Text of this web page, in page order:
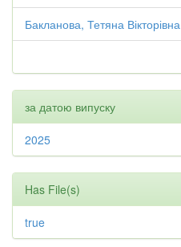
Бакланова, Тетяна Вікторівна
за датою випуску
2025
Has File(s)
true